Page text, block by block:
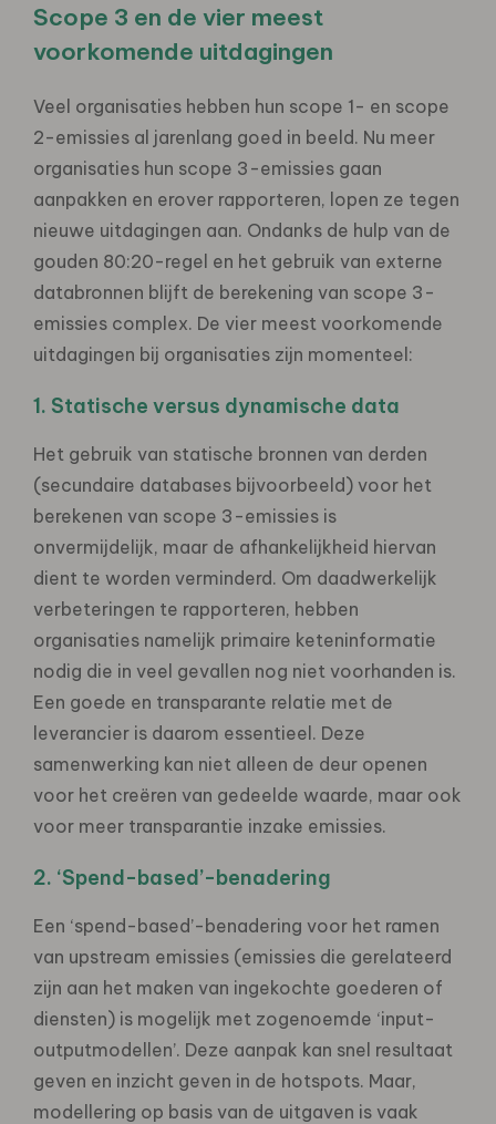
Scope 3 en de vier meest
voorkomende uitdagingen
Veel organisaties hebben hun scope 1- en scope
2-emissies al jarenlang goed in beeld. Nu meer
organisaties hun scope 3-emissies gaan
aanpakken en erover rapporteren, lopen ze tegen
nieuwe uitdagingen aan. Ondanks de hulp van de
gouden 80:20-regel en het gebruik van externe
databronnen blijft de berekening van scope 3-
emissies complex. De vier meest voorkomende
uitdagingen bij organisaties zijn momenteel:
1. Statische versus dynamische data
Het gebruik van statische bronnen van derden
(secundaire databases bijvoorbeeld) voor het
berekenen van scope 3-emissies is
onvermijdelijk, maar de afhankelijkheid hiervan
dient te worden verminderd. Om daadwerkelijk
verbeteringen te rapporteren, hebben
organisaties namelijk primaire keteninformatie
nodig die in veel gevallen nog niet voorhanden is.
Een goede en transparante relatie met de
leverancier is daarom essentieel. Deze
samenwerking kan niet alleen de deur openen
voor het creëren van gedeelde waarde, maar ook
voor meer transparantie inzake emissies.
2. ‘Spend-based’-benadering
Een ‘spend-based’-benadering voor het ramen
van upstream emissies (emissies die gerelateerd
zijn aan het maken van ingekochte goederen of
diensten) is mogelijk met zogenoemde ‘input-
outputmodellen’. Deze aanpak kan snel resultaat
geven en inzicht geven in de hotspots. Maar,
modellering op basis van de uitgaven is vaak